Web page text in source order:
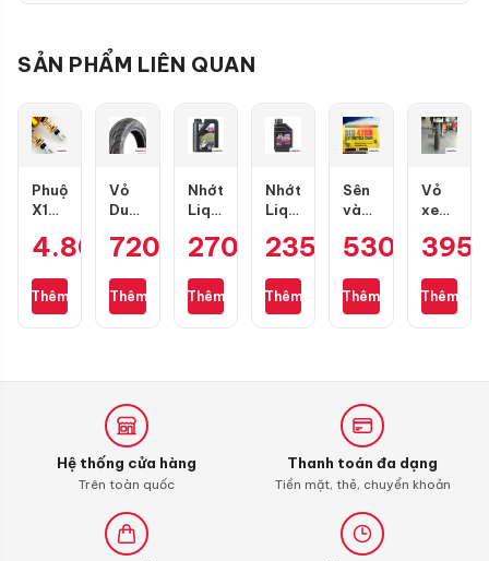
SẢN PHẨM LIÊN QUAN
Phuộc
X1R
Pro
dầu
cho
4.800.000 ₫
Thêm
Vỏ
Dunlop
size
10
720.000₫
Thêm
Nhớt
Liqui
Motorbike
10W40
1L
270.000₫
Thêm
Nhớt
Liqui
10W40
0.8L
235.000₫
Thêm
Sên
vàng
9 ly
(chính
hãng)
530.000₫
Thêm
Vỏ
xe
70/90-
gai
kim
Thêm
Hệ thống cửa hàng
Trên toàn quốc
Thanh toán đa dạng
Tiền mặt, thẻ, chuyển khoản